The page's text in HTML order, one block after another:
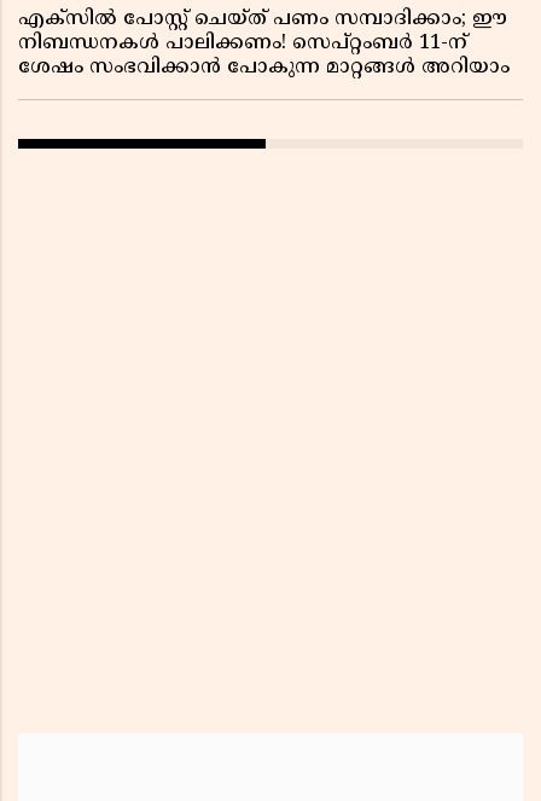
എക്സിൽ പോസ്റ്റ് ചെയ്ത് പണം സമ്പാദിക്കാം; ഈ
നിബന്ധനകൾ പാലിക്കണം! സെപ്റ്റംബർ 11-ന്
ശേഷം സംഭവിക്കാൻ പോകുന്ന മാറ്റങ്ങൾ അറിയാം